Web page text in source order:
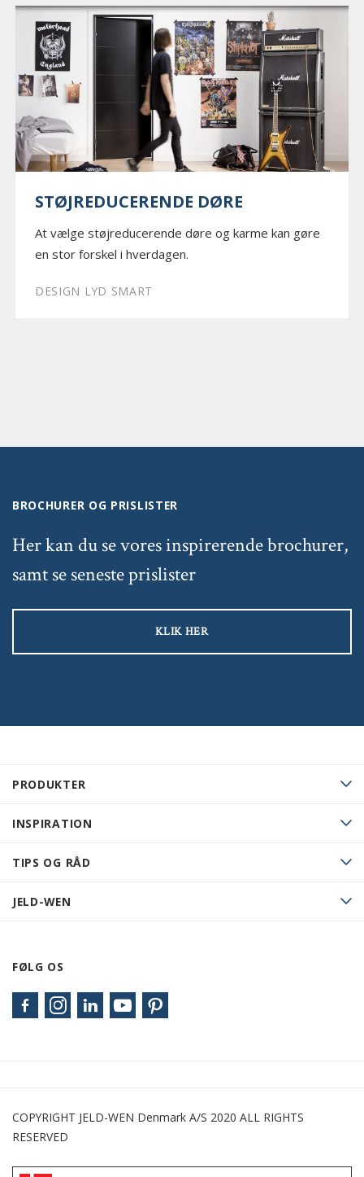
STØJREDUCERENDE DØRE
At vælge støjreducerende døre og karme kan gøre
en stor forskel i hverdagen.
DESIGN LYD SMART
PRODUKTER
INSPIRATION
TIPS OG RÅD
JELD-WEN
FØLG OS
BROCHURER OG PRISLISTER
Her kan du se vores inspirerende brochurer,
samt se seneste prislister
KLIK HER
COPYRIGHT JELD-WEN Denmark A/S 2020 ALL RIGHTS
RESERVED